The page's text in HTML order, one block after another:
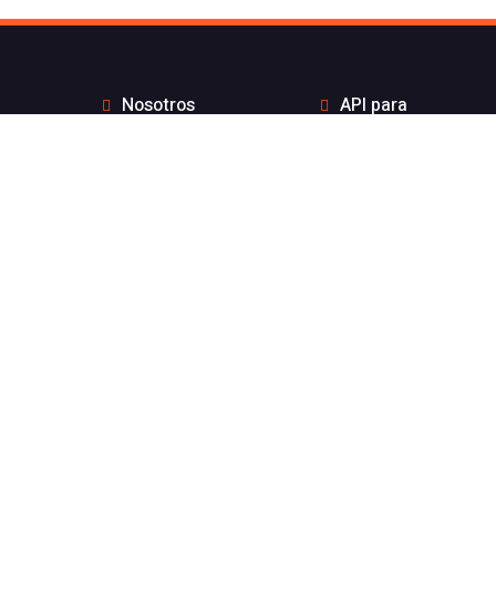
Nosotros
API para